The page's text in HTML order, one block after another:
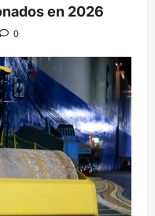
en 2026
0